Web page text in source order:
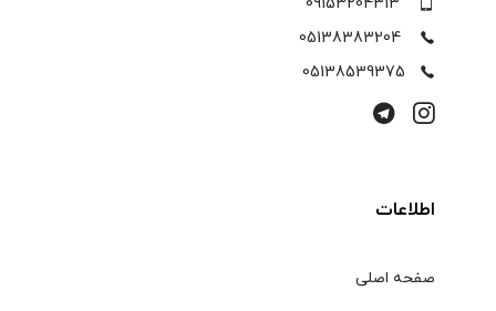
09153204313
05138383204
05138539375
اطلاعات
صفحه اصلی